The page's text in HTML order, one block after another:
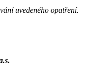
uvedeného opatření.